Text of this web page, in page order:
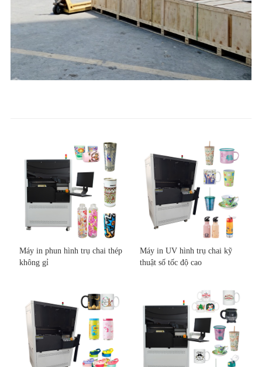
Máy in phun hình trụ chai thép
không gỉ
Máy in UV hình trụ chai kỹ
thuật số tốc độ cao